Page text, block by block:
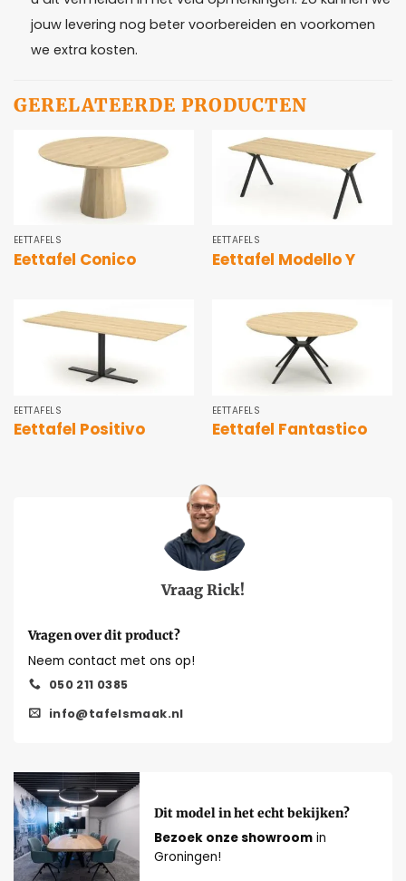
jouw levering nog beter voorbereiden en voorkomen
we extra kosten.
GERELATEERDE PRODUCTEN
EETTAFELS
Eettafel Conico
EETTAFELS
Eettafel Modello Y
EETTAFELS
Eettafel Positivo
EETTAFELS
Eettafel Fantastico
Vraag Rick!
Vragen over dit product?
Neem contact met ons op!
050 211 0385
info@tafelsmaak.nl
Dit model in het echt bekijken?
Bezoek onze showroom in
Groningen!